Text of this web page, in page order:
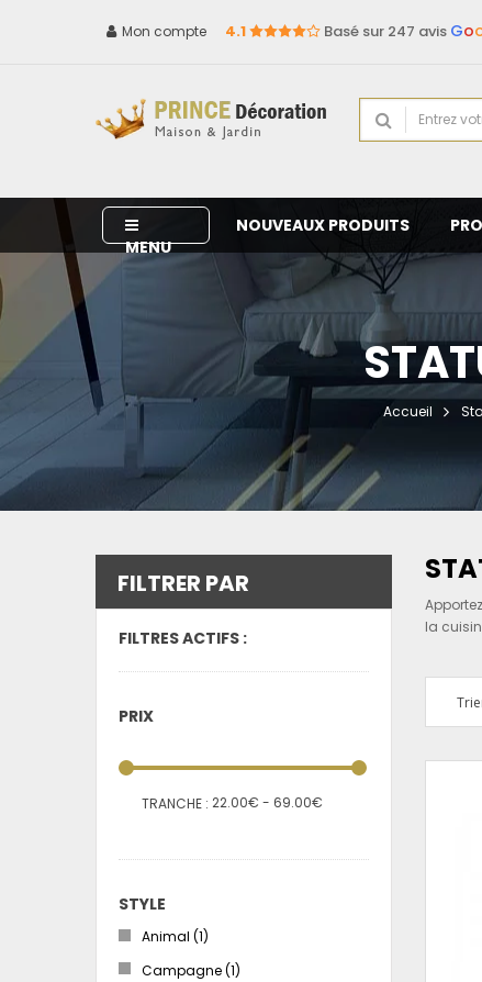
Mon compte 4.1 Basé sur 247 avis Go
MENU
NOUVEAUX PRODUITS
Accueil
FILTRER PAR
FILTRES ACTIFS :
PRIX
TRANCHE : 22.00€ - 69.00€
STYLE
Animal (1)
Campagne(1)
la